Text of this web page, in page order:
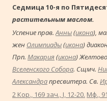
Седмица 10-я по
растительным маслом.
Успение прав.Анны(икона),
жен Олимпиады(икона)
Прп. Макария(икона)
Вселенского Собора. Сщмч.
Александрапресвитера. Св.
2 Кор., 169 зач., I, 12-20. Мф.,